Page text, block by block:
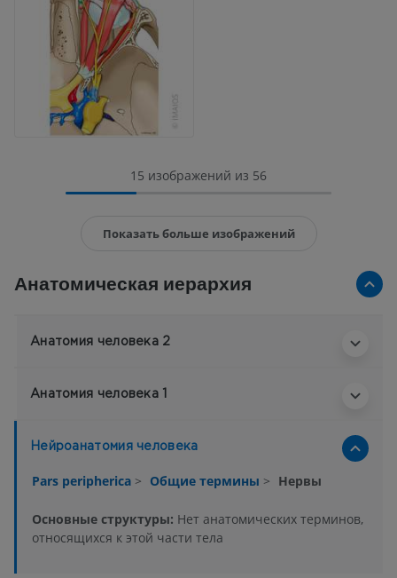
15 изображений из 56
Показать больше изображений
Анатомическая иерархия
Анатомия человека 2
Анатомия человека 1
Нейроанатомия человека
Pars peripherica > Общие термины > Нервы
Основные структуры: Нет анатомических терминов,
относящихся к этой части тела